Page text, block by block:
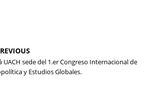
UACH sede del 1.er Congreso Internacional de
y Estudios Globales.